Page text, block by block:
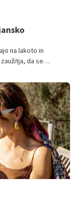
na lakoto in
da se